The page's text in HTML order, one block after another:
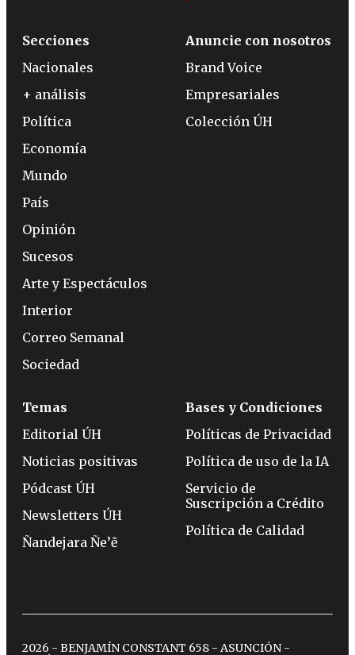
Secciones
Nacionales
+ análisis
Política
Economía
Mundo
País
Opinión
Sucesos
Arte y Espectáculos
Interior
Correo Semanal
Sociedad
Anuncie con nosotros
Brand Voice
Empresariales
Colección ÚH
Temas
Editorial ÚH
Noticias positivas
Pódcast ÚH
Newsletters ÚH
Ñandejara Ñe’ẽ
Bases y Condiciones
Políticas de Privacidad
Política de uso de la IA
Servicio de
Suscripción a Crédito
Política de Calidad
2026 - BENJAMÍN CONSTANT 658 - ASUNCIÓN -